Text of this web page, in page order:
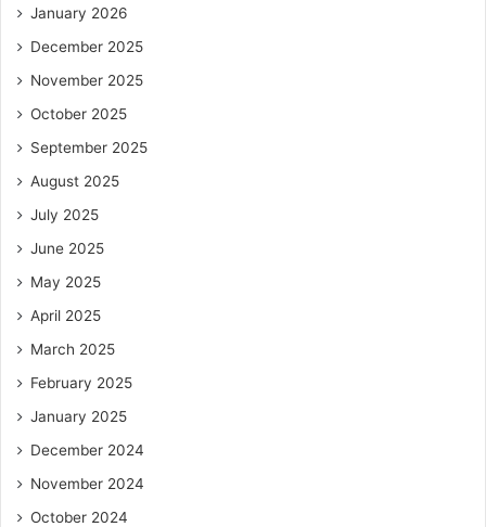
January 2026
December 2025
November 2025
October 2025
September 2025
August 2025
July 2025
June 2025
May 2025
April 2025
March 2025
February 2025
January 2025
December 2024
November 2024
October 2024